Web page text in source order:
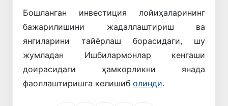
Бошланган инвестиция лойиҳаларининг
бажарилишини жадаллаштириш ва
янгиларини тайёрлаш борасидаги, шу
жумладан Ишбилармонлар кенгаши
доирасидаги ҳамкорликни янада
фаоллаштиришга келишиб олинди.